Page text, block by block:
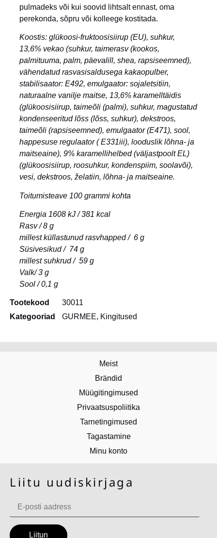
pulmadeks või kui soovid lihtsalt ennast, oma
perekonda, sõpru või kolleege kostitada.
Koostis: glükoosi-fruktoosisiirup (EU), suhkur,
13,6% vekao (suhkur, taimerasv (kookos,
palmituuma, palm, päevalill, shea, rapsiseemned),
vähendatud rasvasisaldusega kakaopulber,
stabilisaator: E492, emulgaator: sojaletsitiin,
naturaalne vanilje maitse, 13,6% karamelltäidis
(glükoosisiirup, taimeõli (palmi), suhkur, magustatud
kondenseeritud lõss (lõss, suhkur), dekstroos,
taimeõli (rapsiseemned), emulgaator (E471), sool,
happesuse regulaator ( E331iii), looduslik lõhna- ja
maitseaine), 9% karamellihelbed (väljastpoolt EL)
(glükoosisiirup, roosuhkur, kondenspiim, soolavõi),
vesi, dekstroos, želatiin, lõhna- ja maitseaine.
Toitumisteave 100 grammi kohta
Energia 1608 kJ / 381 kcal
Rasv / 8 g
millest küllastunud rasvhapped / 6 g
Süsivesikud / 74 g
millest suhkrud / 59 g
Valk/ 3 g
Sool / 0,1 g
Tootekood
30011
Kategooriad
GURMEE, Kingitused
Meist
Brändid
Müügitingimused
Privaatsuspoliitika
Tarnetingimused
Tagastamine
Minu konto
Liitu uudiskirjaga